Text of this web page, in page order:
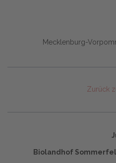
Zurück
Mecklenburg-
Biolandhof